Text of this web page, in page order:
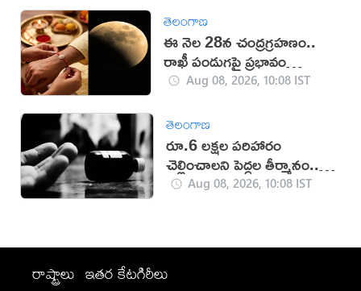
తెలంగాణ
ఈ నెల 28న చంద్రగ్రహణం..
రాఖీ పండుగపై ప్రభావం
ఉంటుందా?
Aug 08, 2026, 10:08 IST
తెలంగాణ
రూ.6 లక్షల పరిహారం
చెల్లించాలని పెద్దల తీర్మానం..
దంపతుల ఆత్మహత్యాయత్నం
Aug 08, 2026, 10:08 IST
రాష్ట్రాలు ఇతర కేటగిరీలు